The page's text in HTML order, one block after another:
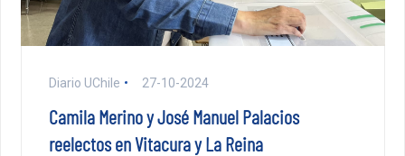
Diario UChile 27-10-2024
Camila Merino y José Manuel Palacios
reelectos en Vitacura y La Reina